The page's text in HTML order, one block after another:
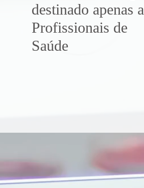
destinado apenas a
Profissionais de
Saúde